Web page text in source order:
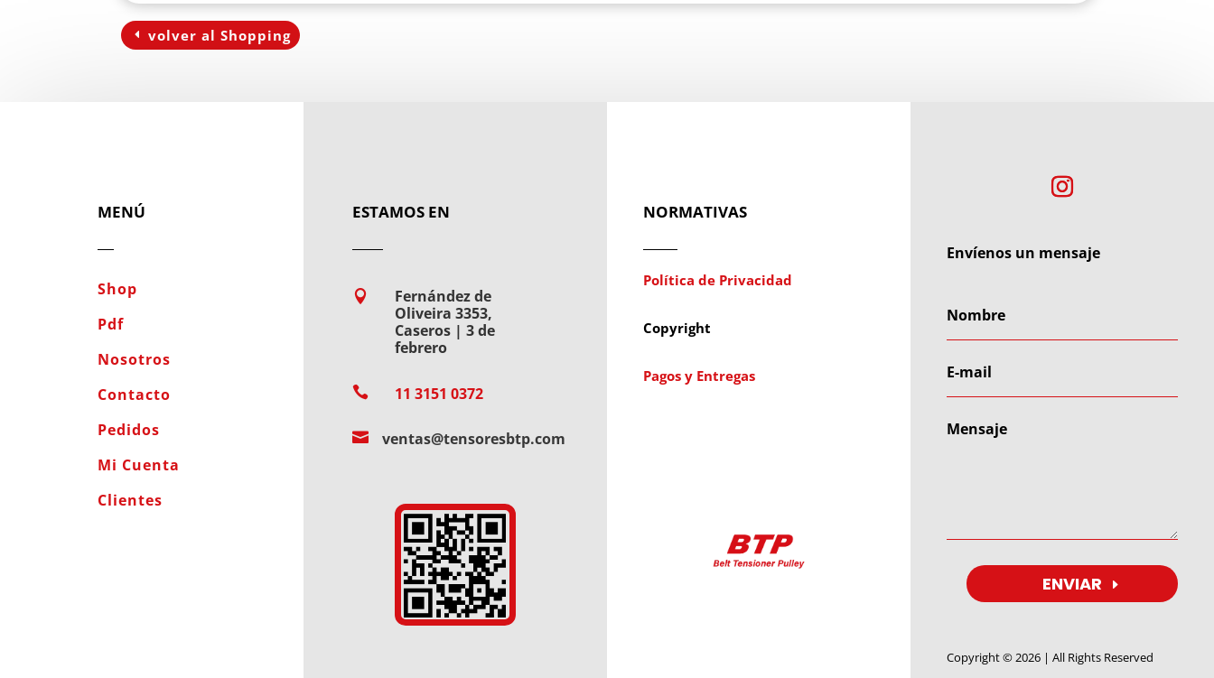
volver al Shopping
MENÚ
Shop
Pdf
Nosotros
Contacto
Pedidos
Mi Cuenta
Clientes
ESTAMOS EN

Fernández de
Oliveira 3353,
Caseros | 3 de
febrero
 11 3151 0372
 ventas@tensoresbtp.com
NORMATIVAS
Política de Privacidad
Copyright
Pagos y Entregas
Envíenos un mensaje
ENVIAR
Copyright © 2026 | All Rights Reserved